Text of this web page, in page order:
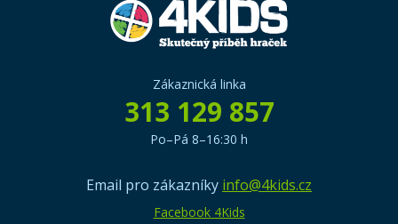
Zákaznická linka
313 129 857
Po–Pá 8–16:30 h
Email pro zákazníky info@4kids.cz
Facebook 4Kids